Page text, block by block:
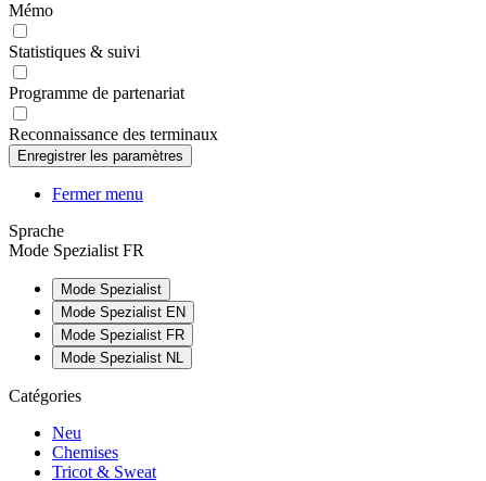
Mémo
Statistiques & suivi
Programme de partenariat
Reconnaissance des terminaux
Fermer menu
Sprache
Mode Spezialist FR
Mode Spezialist
Mode Spezialist EN
Mode Spezialist FR
Mode Spezialist NL
Catégories
Neu
Chemises
Tricot & Sweat